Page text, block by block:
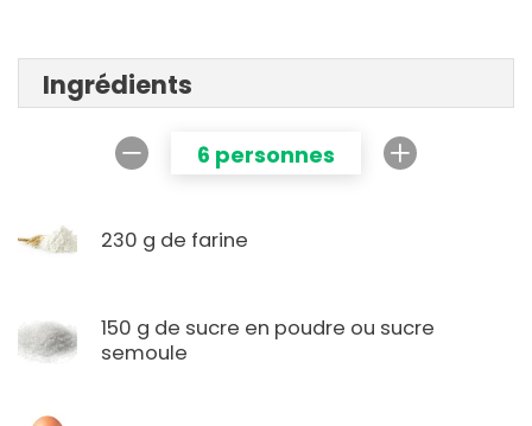
Ingrédients
6 personnes
230 g de farine
150 g de sucre en poudre ou sucre
semoule